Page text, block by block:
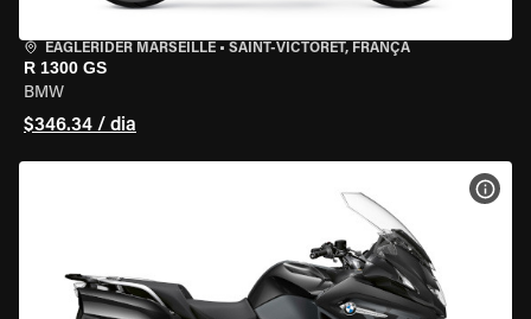
EAGLERIDER MARSEILLE • SAINT-VICTORET, FRANÇA
R 1300 GS
BMW
$346.34 / dia
VER